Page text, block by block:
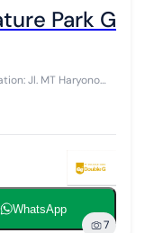
Park
Jl. MT Haryono
/ View: Green / Low
WhatsApp
7